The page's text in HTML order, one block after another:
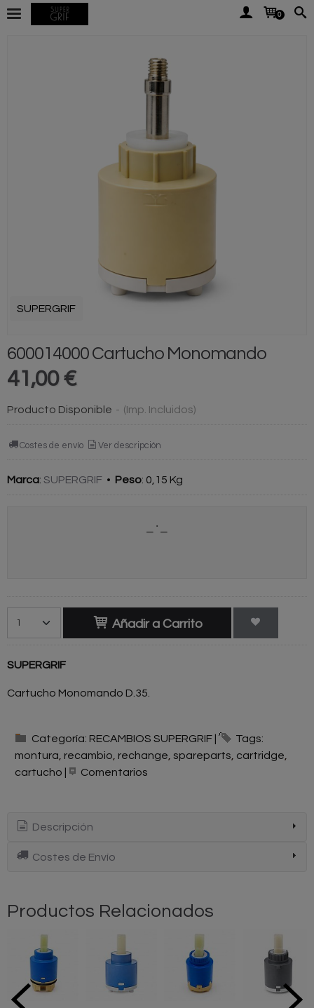
0
SUPERGRIF
600014000 Cartucho Monomando
41,00 €
Producto Disponible - (Imp. Incluidos)
Costes de envío Ver descripción
Marca: SUPERGRIF • Peso: 0,15 Kg
Añadir a Carrito
SUPERGRIF
Cartucho Monomando D.35.
Categoría: RECAMBIOS SUPERGRIF
Tags:
montura recambio rechange spareparts cartridge
cartucho
Comentarios
Descripción
Costes de Envío
Productos Relacionados